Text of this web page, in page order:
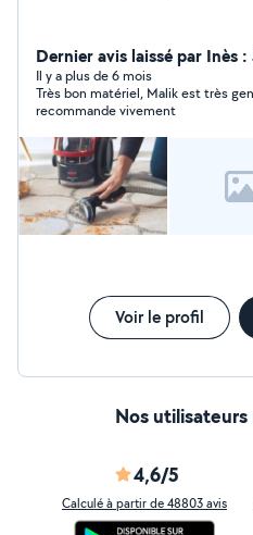
Dernier avis laissé par Inès
Il y a plus de 6 mois
Très bon matériel, Malik est très
recommande vivement
Voir le profil
Nos
4,6/5
Calculé à partir de 48803 avis